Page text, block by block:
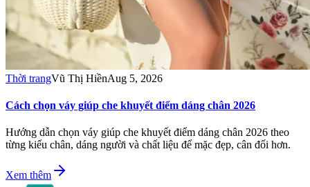
Thời trangVũ Thị HiềnAug 5, 2026
Cách chọn váy giúp che khuyết điểm dáng chân 2026
Hướng dẫn chọn váy giúp che khuyết điểm dáng chân 2026 theo
từng kiểu chân, dáng người và chất liệu để mặc đẹp, cân đối hơn.
Xem thêm